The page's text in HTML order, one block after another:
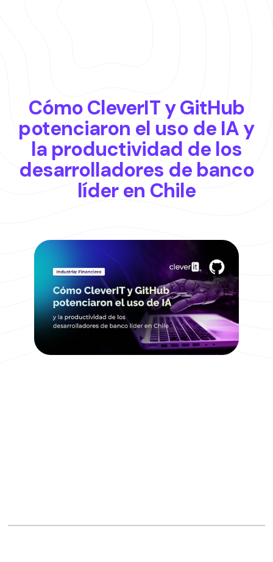
Cómo CleverIT y GitHub
potenciaron el uso de IA y
la productividad de los
desarrolladores de banco
líder en Chile